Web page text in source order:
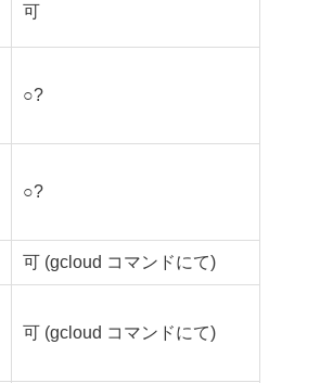
可
○?
○?
可 (gcloud コマンドにて)
可 (gcloud コマンドにて)